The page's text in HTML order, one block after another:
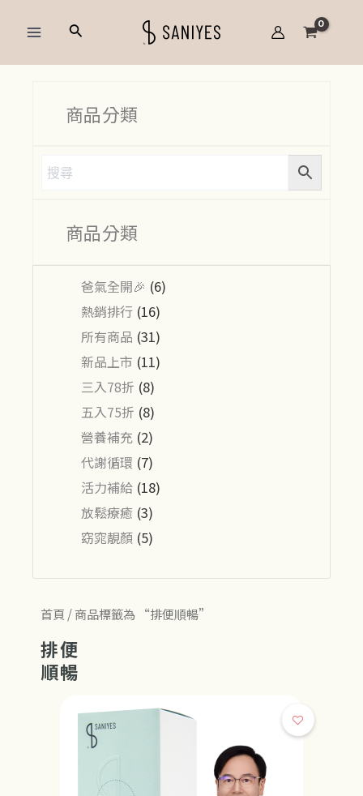
搜
商品分類
商品分類
爸氣全開🎉 (6)
熱銷排行 (16)
所有商品 (31)
新品上市 (11)
三入78折 (8)
五入75折 (8)
營養補充 (2)
代謝循環 (7)
活力補給 (18)
放鬆療癒 (3)
窈窕靚顏 (5)
首頁 / 商品標籤為 “排便順暢”
排便
順暢